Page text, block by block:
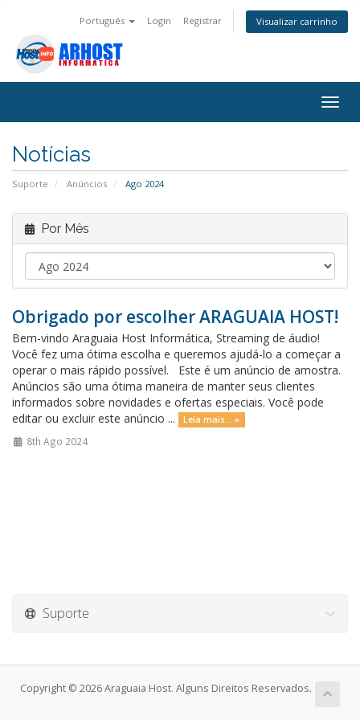
Português Login Registrar Visualizar carrinho
Notícias
Suporte Anúncios Ago 2024
Por Mês
Obrigado por escolher ARAGUAIA HOST!
Bem-vindo Araguaia Host Informática, Streaming de áudio!
Você fez uma ótima escolha e queremos ajudá-lo a começar a
operar o mais rápido possível. Este é um anúncio de amostra.
Anúncios são uma ótima maneira de manter seus clientes
informados sobre novidades e ofertas especiais. Você pode
editar ou excluir este anúncio ...
Leia mais... »
8th Ago 2024
Suporte
Copyright © 2026 Araguaia Host. Alguns Direitos Reservados.